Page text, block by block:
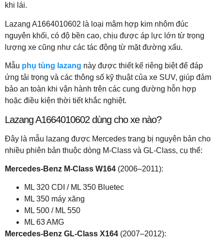
khi lái.
Lazang A1664010602 là loại mâm hợp kim nhôm đúc
nguyên khối, có độ bền cao, chịu được áp lực lớn từ trọng
lượng xe cũng như các tác động từ mặt đường xấu.
Mẫu phụ tùng lazang này được thiết kế riêng biệt để đáp
ứng tải trọng và các thông số kỹ thuật của xe SUV, giúp đảm
bảo an toàn khi vận hành trên các cung đường hỗn hợp
hoặc điều kiện thời tiết khắc nghiệt.
Lazang A1664010602 dùng cho xe nào?
Đây là mẫu lazang được Mercedes trang bị nguyên bản cho
nhiều phiên bản thuộc dòng M-Class và GL-Class, cụ thể:
Mercedes-Benz M-Class W164 (2006–2011):
ML 320 CDI / ML 350 Bluetec
ML 350 máy xăng
ML 500 / ML 550
ML 63 AMG
Mercedes-Benz GL-Class X164 (2007–2012):